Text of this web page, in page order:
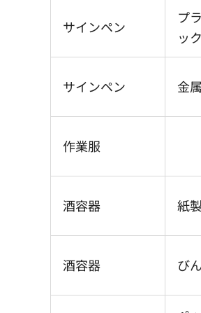
サインペン
プ
ッ
サインペン 金
作業服
酒容器 紙製
酒容器 びん